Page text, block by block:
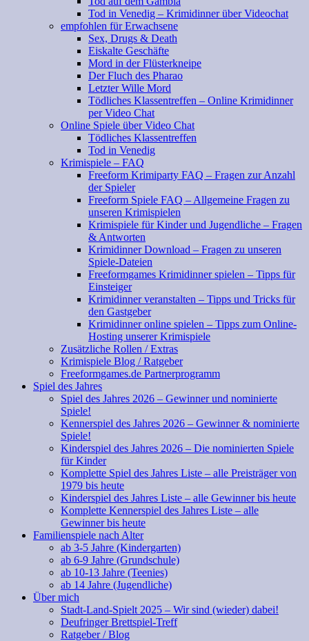
Tod in Venedig – Krimidinner über Videochat
empfohlen für Erwachsene
Sex, Drugs & Death
Eiskalte Geschäfte
Mord in der Flüsterkneipe
Der Fluch des Pharao
Letzter Wille Mord
Tödliches Klassentreffen – Online Krimidinner
per Video Chat
Online Spiele über Video Chat
Tödliches Klassentreffen
Tod in Venedig
Krimispiele – FAQ
Freeform Krimiparty FAQ – Fragen zur Anzahl
der Spieler
Freeform Spiele FAQ – Allgemeine Fragen zu
unseren Krimispielen
Krimispiele für Kinder und Jugendliche – Fragen
& Antworten
Krimidinner Download – Fragen zu unseren
Spiele-Dateien
Freeformgames Krimidinner spielen – Tipps für
Einsteiger
Krimidinner veranstalten – Tipps und Tricks für
den Gastgeber
Krimidinner online spielen – Tipps zum Online-
Hosting unserer Krimispiele
Zusätzliche Rollen / Extras
Krimispiele Blog / Ratgeber
Freeformgames.de Partnerprogramm
Spiel des Jahres
Spiel des Jahres 2026 – Gewinner und nominierte
Spiele!
Kennerspiel des Jahres 2026 – Gewinner & nominierte
Spiele!
Kinderspiel des Jahres 2026 – Die nominierten Spiele
für Kinder
Komplette Spiel des Jahres Liste – alle Preisträger von
1979 bis heute
Kinderspiel des Jahres Liste – alle Gewinner bis heute
Komplette Kennerspiel des Jahres Liste – alle
Gewinner bis heute
Familienspiele nach Alter
ab 3-5 Jahre (Kindergarten)
ab 6-9 Jahre (Grundschule)
ab 10-13 Jahre (Teenies)
ab 14 Jahre (Jugendliche)
Über mich
Stadt-Land-Spielt 2025 – Wir sind (wieder) dabei!
Deufringer Brettspiel-Treff
Ratgeber / Blog